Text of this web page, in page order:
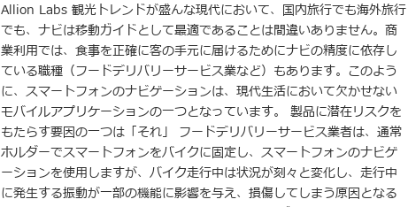
Allion Labs 観光トレンドが盛んな現代において、国内旅行でも海外旅行
でも、ナビは移動ガイドとして最適であることは間違いありません。商
業利用では、食事を正確に客の手元に届けるためにナビの精度に依存し
ている職種（フードデリバリーサービス業など）もあります。このよう
に、スマートフォンのナビゲーションは、現代生活において欠かせない
モバイルアプリケーションの一つとなっています。 製品に潜在リスクを
もたらす要因の一つは「それ」 フードデリバリーサービス業者は、通常
ホルダーでスマートフォンをバイクに固定し、スマートフォンのナビゲ
ーションを使用しますが、バイク走行中は状況が刻々と変化し、走行中
に発生する振動が一部の機能に影響を与え、損傷してしまう原因となる